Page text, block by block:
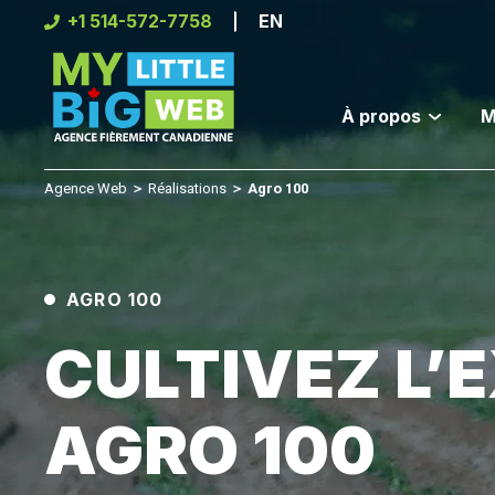
+1 514-572-7758 EN
À propos
Agence Web ＞ Réalisations ＞ Agro 100
AGRO 100
CULTIVEZ
AGRO 100